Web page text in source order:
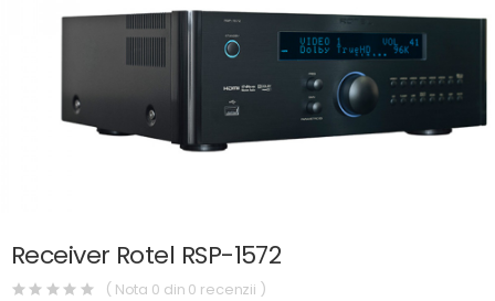
Receiver Rotel RSP-1572
( Nota 0 din 0 recenzii )